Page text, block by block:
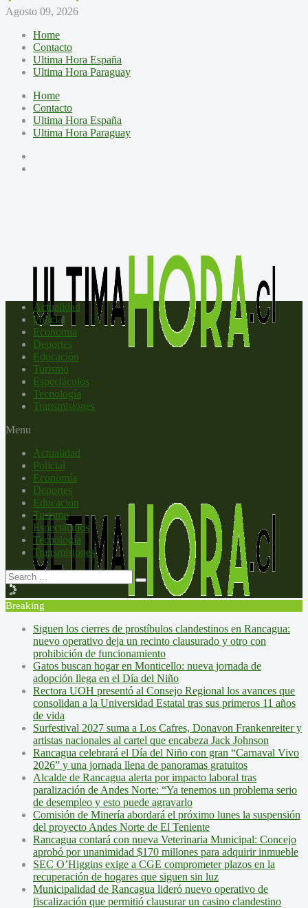
Agosto 09, 2026
Home
Contacto
Ultima Hora España
Ultima Hora Paraguay
Home
Contacto
Ultima Hora España
Ultima Hora Paraguay
Actualidad
Policial
Economía
Deportes
Educación
Turismo
Espectáculos
Tecnología
Transmisiones
Menu
Actualidad
Policial
Economía
Deportes
Educación
Turismo
Espectáculos
Tecnología
Transmisiones
Breaking
Siguen los cierres de prostíbulos clandestinos en Rancagua:
nuevo operativo deja un recinto clausurado y otro con
prohibición de funcionamiento
Gatos buscan hogar en Monticello: nueva jornada de
adopción llega en el Día del Niño
Rectora UOH presentó al Consejo Regional los avances que
consolidan a la Universidad Estatal tras sus primeros 11 años
de vida
Surfestival 2027 suma a Los Cafres, Donavon Frankenreiter y
artistas nacionales al cartel que encabeza Jack Johnson
Rancagua celebrará el Día del Niño con gran “Carnaval Vivo
2026” y una jornada llena de panoramas gratuitos
Alcalde de Rancagua alerta por impacto laboral tras
paralización de Andes Norte: “Ya tenemos un problema serio
de desempleo y esto puede agravarlo
Comisión de Minería abordará el próximo lunes la suspensión
del proyecto Andes Norte de El Teniente
Rancagua contará con nueva Veterinaria Municipal: Concejo
aprobó por unanimidad $170 millones para adquirir inmueble
SEC O’Higgins exige a CGE comprometer plazos en la
recuperación de hogares que siguen sin luz
Municipalidad de Rancagua lideró nuevo operativo de
fiscalización que permitió clausurar un casino clandestino